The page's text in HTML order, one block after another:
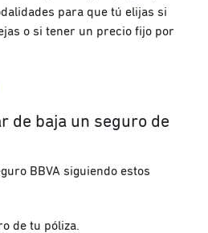
para que tú elijas si
o si tener un precio fijo por
de baja un seguro de
BBVA siguiendo estos
de tu póliza.